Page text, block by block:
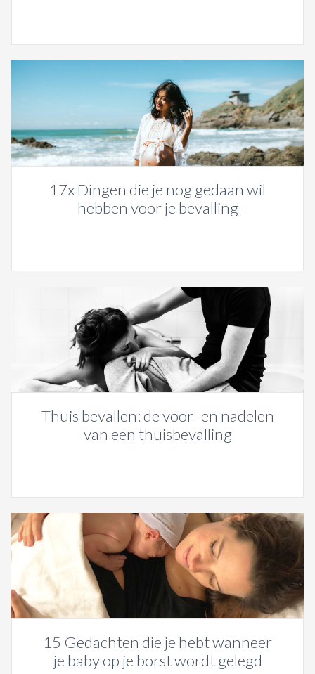
17x Dingen die je nog gedaan wil
hebben voor je bevalling
Thuis bevallen: de voor- en nadelen
van een thuisbevalling
15 Gedachten die je hebt wanneer
je baby op je borst wordt gelegd